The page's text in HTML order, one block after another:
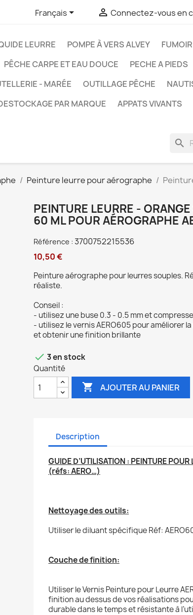
Français  Connectez-vous en
LEURRE POMPE À VERS ALVEY
PÊCHE CARPE ET EAU DOUCE PECHE A PIEDS
- MARÉE OUTILLAGE PÊCHE
PAR MARQUE APPATS VIVANTS
search
Peinture leurre pour aérographe
PEINTURE LEURRE -
60 ML POUR AÉROGRAPHE
Référence : 3700752215536
10,50 €
Peinture aérographe pour leurres souples.
réaliste.
Conseil :
- utilisez une buse 0.3 - 0.5 mm et
- utilisez le vernis AERO605 pour améliorer
et obtenir une finition brillante
 3 en stock
Quantité
 AJOUTER AU PANIER
Description
GUIDE D’UTILISATION : PEINTURE
(réfs: AERO…)
Nettoyage des outils:
Utiliser le diluant spécifique Réf:
Couche de finition:
Utiliser le Vernis Peinture pour Leurre
finition au dessus de vos réalisations
durable dans le temps et résistante à